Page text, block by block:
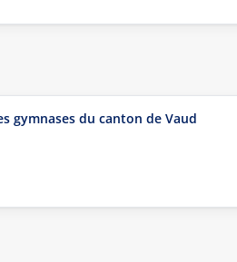
gymnases du canton de Vaud